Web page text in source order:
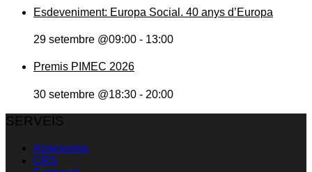
Esdeveniment: Europa Social. 40 anys d’Europa
29 setembre @09:00 - 13:00
Premis PIMEC 2026
30 setembre @18:30 - 20:00
SERVEIS
Assessoria
CRS